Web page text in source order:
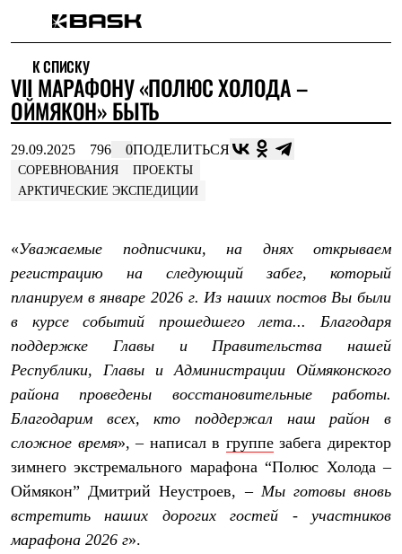
Интернет-магазин
Мужская одежда
Утепленная пухом
Куртки
Жилеты
Комбинезоны
Утепленная синтетикой
Куртки
Брюки
Куртки
Брюки
Флисовая одежда
Брюки
Жилеты
Теплое термобелье
Среднее термобелье
Лёгкая одежда
Футболки
Рубашки
Толстовки
Брюки
К СПИСКУ
VII МАРАФОНУ «ПОЛЮС ХОЛОДА –
ОЙМЯКОН» БЫТЬ
29.09.2025 796 0ПОДЕЛИТЬСЯ
СОРЕВНОВАНИЯ
ПРОЕКТЫ
АРКТИЧЕСКИЕ ЭКСПЕДИЦИИ
«Уважаемые подписчики, на днях открываем
регистрацию на следующий забег, который
планируем в январе 2026 г. Из наших постов Вы были
в курсе событий прошедшего лета... Благодаря
поддержке Главы и Правительства нашей
Республики, Главы и Администрации Оймяконского
района проведены восстановительные работы.
Благодарим всех, кто поддержал наш район в
сложное время», – написал в группе забега директор
зимнего экстремального марафона “Полюс Холода –
Оймякон” Дмитрий Неустроев, – Мы готовы вновь
встретить наших дорогих гостей - участников
марафона 2026 г».